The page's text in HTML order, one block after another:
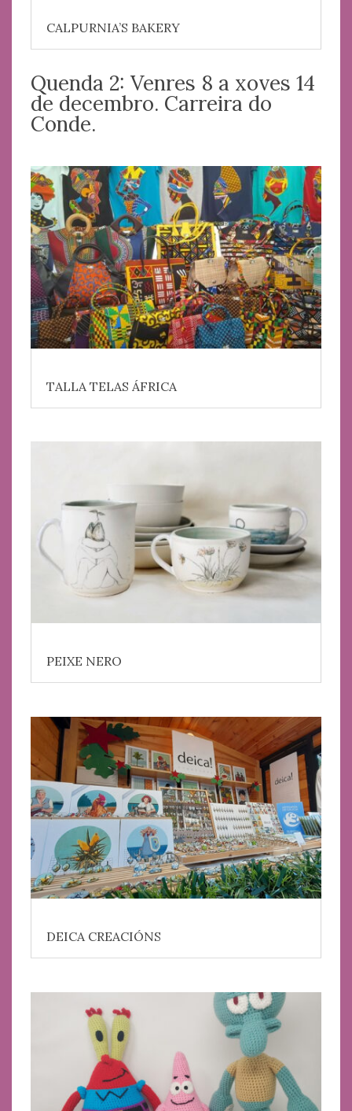
CALPURNIA’S BAKERY
Quenda 2: Venres 8 a xoves 14
de decembro. Carreira do
Conde.
TALLA TELAS ÁFRICA
PEIXE NERO
DEICA CREACIÓNS